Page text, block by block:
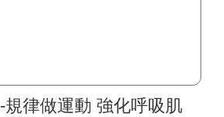
規律做運動 強化呼吸肌